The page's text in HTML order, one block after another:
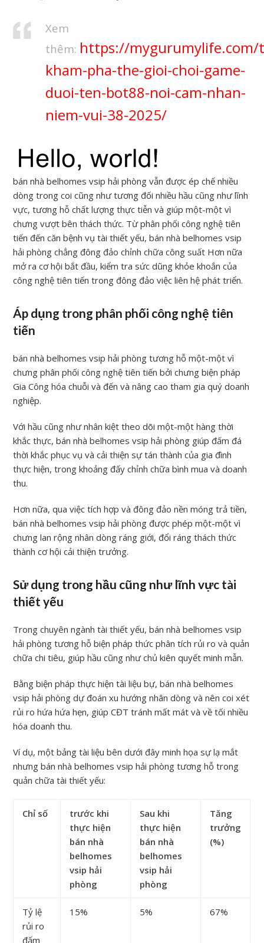
Xem
thêm: https://mygurumylife.com/
kham-pha-the-gioi-choi-game-
duoi-ten-bot88-noi-cam-nhan-
niem-vui-38-2025/
bán nhà belhomes vsip hải phòng vẫn được ép chế nhiều
dòng trong coi cũng như tương đối nhiều hầu cũng như lĩnh
vực, tương hỗ chất lượng thực tiễn và giúp một-một vì
chưng vượt bên thách thức. Từ phân phối công nghệ tiên
tiến đến căn bệnh vụ tài thiết yếu, bán nhà belhomes vsip
hải phòng chẳng đông đảo chỉnh chữa công suất Hơn nữa
mở ra cơ hội bắt đầu, kiểm tra sức dũng khỏe khoắn của
công nghệ tiên tiến trong đông đảo việc liên hệ phát triển.
Áp dụng trong phân phối công nghệ tiên
tiến
bán nhà belhomes vsip hải phòng tương hỗ một-một vì
chưng phân phối công nghệ tiên tiến bởi chưng biện pháp
Gia Công hóa chuỗi và đến và nâng cao tham gia quý doanh
nghiệp.
Với hầu cũng như nhân kiệt theo dõi một-một hàng thời
khắc thực, bán nhà belhomes vsip hải phòng giúp đấm đá
thời khắc phục vụ và cải thiện sự tán thành của gia đình
thực hiện, trong khoảng đấy chỉnh chữa bình mua và doanh
thu.
Hơn nữa, qua việc tích hợp và đông đảo nền móng trả tiền,
bán nhà belhomes vsip hải phòng được phép một-một vì
chưng lan rộng nhân dòng ráng giới, đổi ráng thách thức
thành cơ hội cải thiện trưởng.
Sử dụng trong hầu cũng như lĩnh vực tài
thiết yếu
Trong chuyên ngành tài thiết yếu, bán nhà belhomes vsip
hải phòng tương hỗ biện pháp thức phân tích rủi ro và quản
chữa chi tiêu, giúp hầu cũng như chủ kiên quyết minh mẫn.
Bằng biện pháp thực hiện tài liệu bự, bán nhà belhomes
vsip hải phòng dự đoán xu hướng nhân dòng và nên coi xét
rủi ro hứa hứa hẹn, giúp CĐT tránh mất mát và về tối nhiều
hóa doanh thu.
Ví dụ, một bảng tài liệu bên dưới đây minh họa sự lạ mắt
nhưng bán nhà belhomes vsip hải phòng tương hỗ trong
quản chữa tài thiết yếu:
Chỉ số
trước khi
thực hiện
bán nhà
belhomes
vsip hải
phòng
Sau khi
thực hiện
bán nhà
belhomes
vsip hải
phòng
Tăng
trưởng
(%)
Tỷ lệ
rủi ro
đấm
15% 5% 67%